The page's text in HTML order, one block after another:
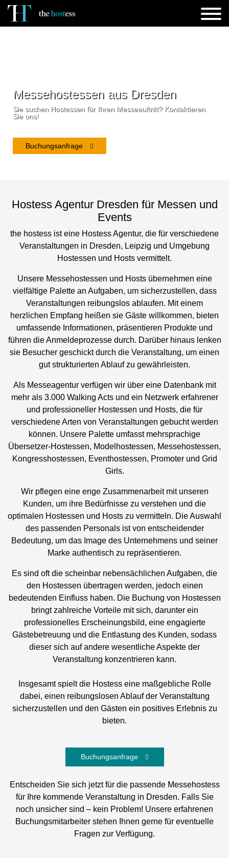
Messehostessen aus Dresden
Sie suchen Hostessen für Ihren Messeauftritt? Kontaktieren
Sie uns!
Buchungsanfrage
Hostess Agentur Dresden für Messen und
Events
the hostess ist eine Hostess Agentur, die für verschiedene
Veranstaltungen in Dresden, Leipzig und Umgebung
Hostessen und Hosts vermittelt.
Unsere Messehostessen und Hosts übernehmen eine
vielfältige Palette an Aufgaben, um sicherzustellen, dass
Veranstaltungen reibungslos ablaufen. Mit einem
herzlichen Empfang heißen sie Gäste willkommen, bieten
umfassende Informationen, präsentieren Produkte und
führen die Anmeldeprozesse durch. Darüber hinaus lenken
sie Besucher geschickt durch die Veranstaltung, um einen
gut strukturierten Ablauf zu gewährleisten.
Als Messeagentur verfügen wir über eine Datenbank mit
mehr als 3.000 Walking Acts und ein Netzwerk erfahrener
und professioneller Hostessen und Hosts, die für
verschiedene Arten von Veranstaltungen gebucht werden
können. Unsere Palette umfasst mehrsprachige
Übersetzer-Hostessen, Modelhostessen, Messehostessen,
Kongresshostessen, Eventhostessen, Promoter und Grid
Girls.
Wir pflegen eine enge Zusammenarbeit mit unseren
Kunden, um ihre Bedürfnisse zu verstehen und die
optimalen Hostessen und Hosts zu vermitteln. Die Auswahl
des passenden Personals ist von entscheidender
Bedeutung, um das Image des Unternehmens und seiner
Marke authentisch zu repräsentieren.
Es sind oft die scheinbar nebensächlichen Aufgaben, die
den Hostessen übertragen werden, jedoch einen
bedeutenden Einfluss haben. Die Buchung von Hostessen
bringt zahlreiche Vorteile mit sich, darunter ein
professionelles Erscheinungsbild, eine engagierte
Gästebetreuung und die Entlastung des Kunden, sodass
dieser sich auf andere wesentliche Aspekte der
Veranstaltung konzentrieren kann.
Insgesamt spielt die Hostess eine maßgebliche Rolle
dabei, einen reibungslosen Ablauf der Veranstaltung
sicherzustellen und den Gästen ein positives Erlebnis zu
bieten.
Buchungsanfrage
Entscheiden Sie sich jetzt für die passende Messehostess
für Ihre kommende Veranstaltung in Dresden. Falls Sie
noch unsicher sind – kein Problem! Unsere erfahrenen
Buchungsmitarbeiter stehen Ihnen gerne für eventuelle
Fragen zur Verfügung.